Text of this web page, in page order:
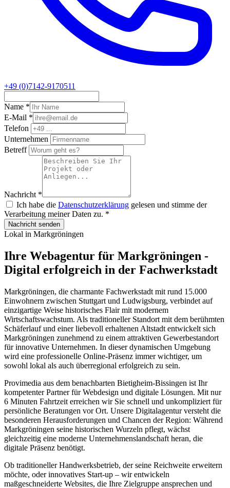
+49 (0)7142-9170511
Name *
E-Mail *
Telefon
Unternehmen
Betreff
Nachricht *
Ich habe die Datenschutzerklärung gelesen und stimme der
Verarbeitung meiner Daten zu. *
Nachricht senden
Lokal in Markgröningen
Ihre Webagentur für Markgröningen -
Digital erfolgreich in der Fachwerkstadt
Markgröningen, die charmante Fachwerkstadt mit rund 15.000
Einwohnern zwischen Stuttgart und Ludwigsburg, verbindet auf
einzigartige Weise historisches Flair mit modernem
Wirtschaftswachstum. Als traditioneller Standort mit dem berühmten
Schäferlauf und einer liebevoll erhaltenen Altstadt entwickelt sich
Markgröningen zunehmend zu einem attraktiven Gewerbestandort
für innovative Unternehmen. In dieser dynamischen Umgebung
wird eine professionelle Online-Präsenz immer wichtiger, um
sowohl lokal als auch überregional erfolgreich zu sein.
Provimedia aus dem benachbarten Bietigheim-Bissingen ist Ihr
kompetenter Partner für Webdesign und digitale Lösungen. Mit nur
6 Minuten Fahrtzeit erreichen wir Sie schnell und unkompliziert für
persönliche Beratungen vor Ort. Unsere Digitalagentur versteht die
besonderen Herausforderungen und Chancen der Region: Während
Markgröningen seine historischen Wurzeln pflegt, wächst
gleichzeitig eine moderne Unternehmenslandschaft heran, die
digitale Präsenz benötigt.
Ob traditioneller Handwerksbetrieb, der seine Reichweite erweitern
möchte, oder innovatives Start-up – wir entwickeln
maßgeschneiderte Websites, die Ihre Zielgruppe ansprechen und